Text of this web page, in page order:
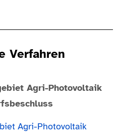
Verfahren
Agri-Photovoltaik
Agri-Photovoltaik